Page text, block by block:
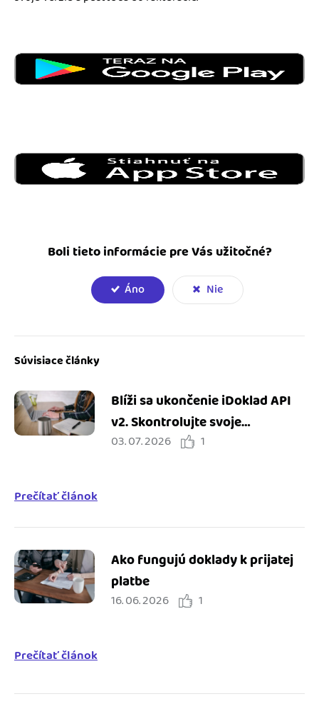
Boli tieto informácie pre Vás užitočné?
Áno Nie
Súvisiace články
Blíži sa ukončenie iDoklad API
v2. Skontrolujte svoje
integrácie
03. 07. 2026 1
Prečítať článok
Ako fungujú doklady k prijatej
platbe
16. 06. 2026 1
Prečítať článok